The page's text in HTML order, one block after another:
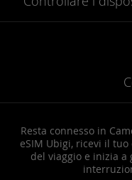
Resta connesso in
eSIM Ubigi, ricevi il
del viaggio e inizia a